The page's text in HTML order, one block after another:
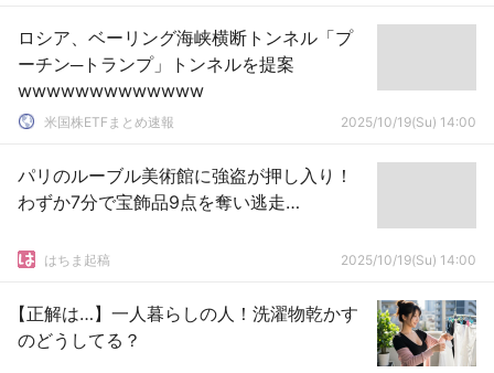
ロシア、ベーリング海峡横断トンネル「プ
ーチン─トランプ」トンネルを提案
wwwwwwwwwwwww
米国株ETFまとめ速報 2025/10/19(Su) 14:00
パリのルーブル美術館に強盗が押し入り！
わずか7分で宝飾品9点を奪い逃走…
はちま起稿 2025/10/19(Su) 14:00
【正解は…】一人暮らしの人！洗濯物乾かす
のどうしてる？